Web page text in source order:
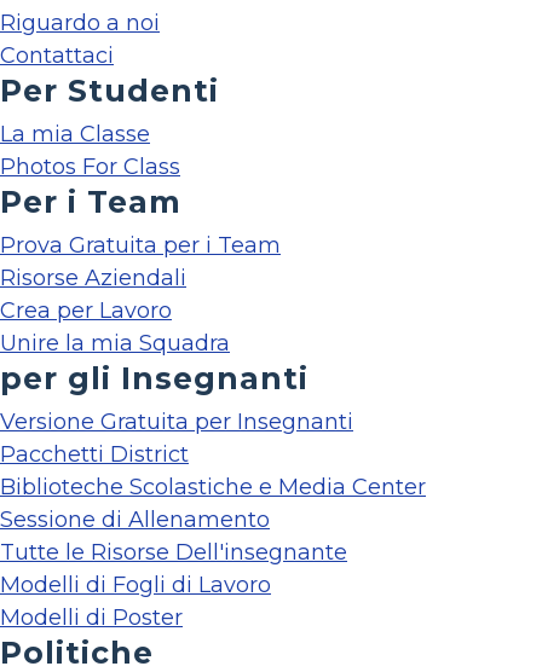
Riguardo a noi
Contattaci
Per Studenti
La mia Classe
Photos For Class
Per i Team
Prova Gratuita per i Team
Risorse Aziendali
Crea per Lavoro
Unire la mia Squadra
per gli Insegnanti
Versione Gratuita per Insegnanti
Pacchetti District
Biblioteche Scolastiche e Media Center
Sessione di Allenamento
Tutte le Risorse Dell'insegnante
Modelli di Fogli di Lavoro
Modelli di Poster
Politiche